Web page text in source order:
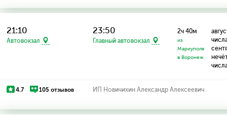
21:10
Автовокзал
23:50
Главный автовокзал
2ч 40м
из
Мариуполя
в Воронеж
4.7 105 отзывов ИП Новичихин Александр Алексеевич